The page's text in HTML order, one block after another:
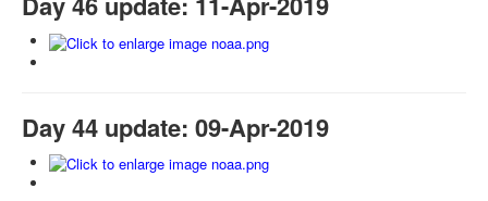
Day 44 update: 09-Apr-2019